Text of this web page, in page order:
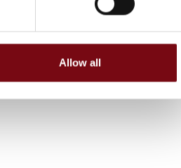
Allow all